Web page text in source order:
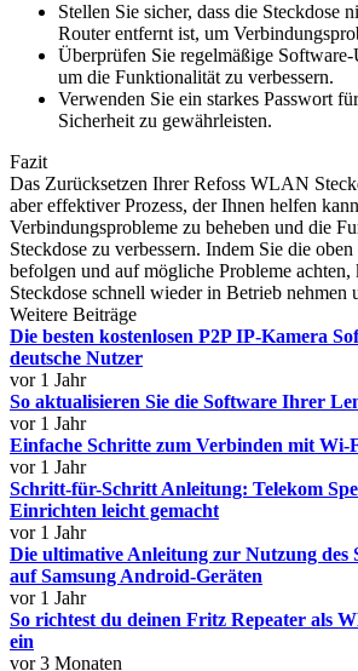
Stellen Sie sicher, dass die Steckdose
Router entfernt ist, um
Überprüfen Sie regelmäßige
um die Funktionalität zu verbessern.
Verwenden Sie ein starkes Passwort
Sicherheit zu gewährleisten.
Fazit
Das Zurücksetzen Ihrer Refoss WLAN
aber effektiver Prozess, der Ihnen helfen
Verbindungsprobleme zu beheben und die
Steckdose zu verbessern. Indem Sie die
befolgen und auf mögliche Probleme achten,
Steckdose schnell wieder in Betrieb nehmen
Weitere Beiträge
Die besten kostenlosen P2P IP-Kamera
deutsche Nutzer
vor 1 Jahr
So aktualisieren Sie die Software Ihrer
vor 1 Jahr
Einfache Schritte zum Verbinden mit Wi-
vor 1 Jahr
Schritt-für-Schritt Anleitung: Telekom
Einrichten leicht gemacht
vor 1 Jahr
Die ultimative Anleitung zur Nutzung des
auf Samsung Android-Geräten
vor 1 Jahr
So richtest du deinen Fritz Repeater als
ein
vor 3 Monaten